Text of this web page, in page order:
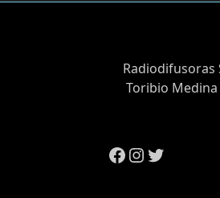
Radiodifusoras
Toribio Medina